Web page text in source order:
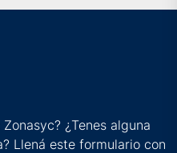
¿Tenes alguna
Llená este formulario con